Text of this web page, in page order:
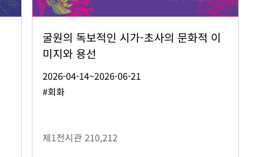
굴원의 독보적인 시가-초사의 문화적 이
미지와 용선
2026-04-14~2026-06-21
#회화
제1전시관 210,212